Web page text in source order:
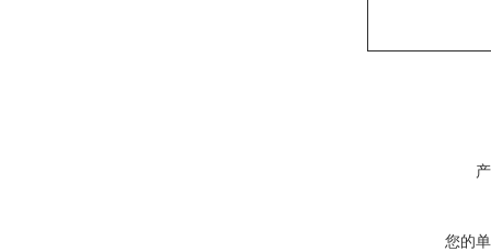
您的